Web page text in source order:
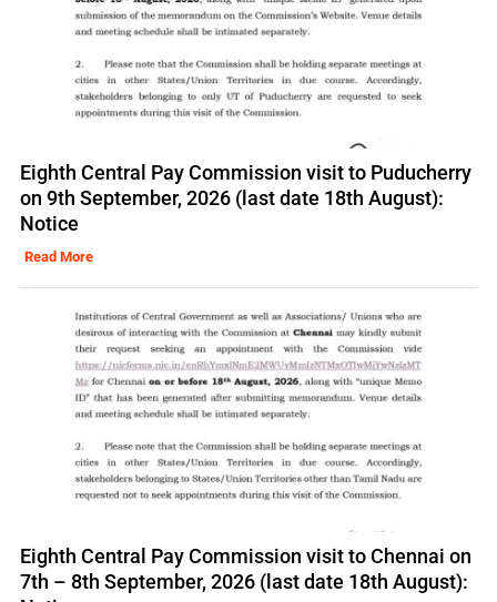
Eighth Central Pay Commission visit to Puducherry
on 9th September, 2026 (last date 18th August):
Notice
Read More
Eighth Central Pay Commission visit to Chennai on
7th – 8th September, 2026 (last date 18th August):